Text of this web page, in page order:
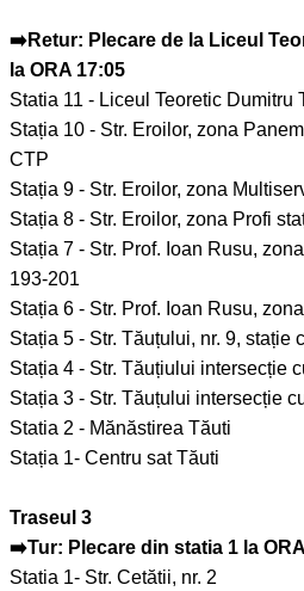
➡️Retur: Plecare de la Liceul
la ORA 17:05
Statia 11 - Liceul Teoretic Dumitru
Stația 10 - Str. Eroilor, zona
CTP
Stația 9 - Str. Eroilor, zona
Stația 8 - Str. Eroilor, zona Profi
Stația 7 - Str. Prof. Ioan Rusu,
193-201
Stația 6 - Str. Prof. Ioan Rusu,
Stația 5 - Str. Tăuțului, nr. 9, stație
Stația 4 - Str. Tăuțiului intersecție
Stația 3 - Str. Tăuțului intersecție
Statia 2 - Mănăstirea Tăuti
Stația 1- Centru sat Tăuti
Traseul 3
➡️Tur: Plecare din statia 1 la
Statia 1- Str. Cetătii, nr. 2